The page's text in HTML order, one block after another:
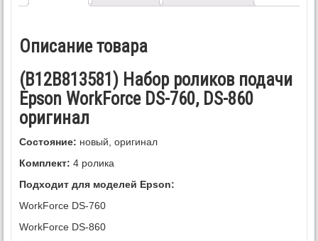
Описание товара
(B12B813581) Набор роликов подачи
Epson WorkForce DS-760, DS-860
оригинал
Состояние: новый, оригинал
Комплект: 4 ролика
Подходит для моделей Epson:
WorkForce DS-760
WorkForce DS-860